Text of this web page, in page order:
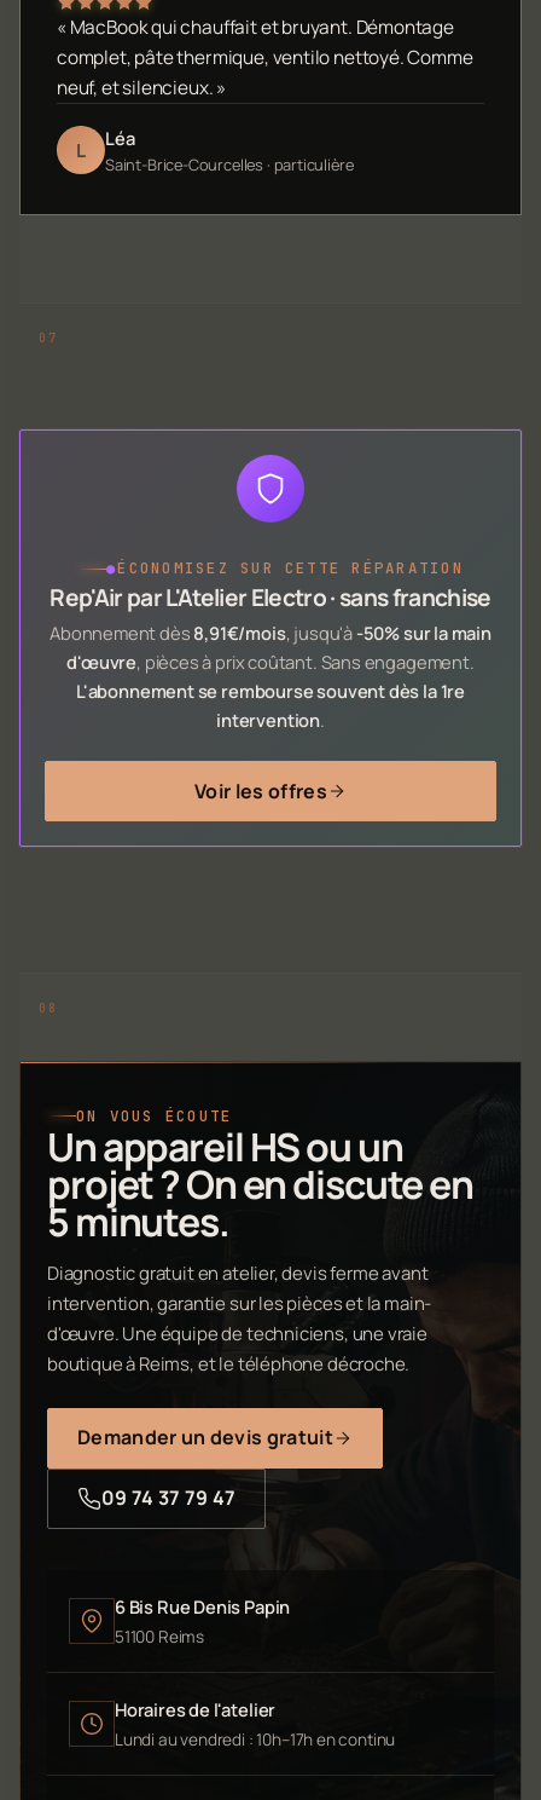
« MacBook qui chauffait et bruyant. Démontage
complet, pâte thermique, ventilo nettoyé. Comme
neuf, et silencieux. »
L Léa
Saint-Brice-Courcelles · particulière
●ÉCONOMISEZ SUR CETTE RÉPARATION
Rep'Air par L'Atelier Electro · sans franchise
Abonnement dès 8,91€/mois, jusqu'à -50% sur la main
d'œuvre, pièces à prix coûtant. Sans engagement.
L'abonnement se rembourse souvent dès la 1re
intervention.
Voir les offres
ON VOUS ÉCOUTE
Un appareil HS ou un
projet ? On en discute en
5 minutes.
Diagnostic gratuit en atelier, devis ferme avant
intervention, garantie sur les pièces et la main-
d'œuvre. Une équipe de techniciens, une vraie
boutique à Reims, et le téléphone décroche.
Demander un devis gratuit
09 74 37 79 47
6 Bis Rue Denis Papin
51100 Reims
Horaires de l'atelier
Lundi au vendredi : 10h–17h en continu